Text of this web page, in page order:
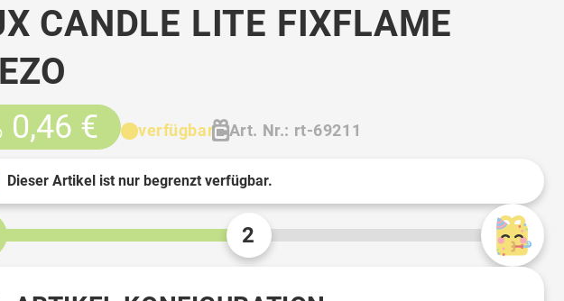
CANDLE LITE FIXFLAME
0,46 € verfügbar Art. Nr.: rt-69211
Dieser Artikel ist nur begrenzt verfügbar.
2